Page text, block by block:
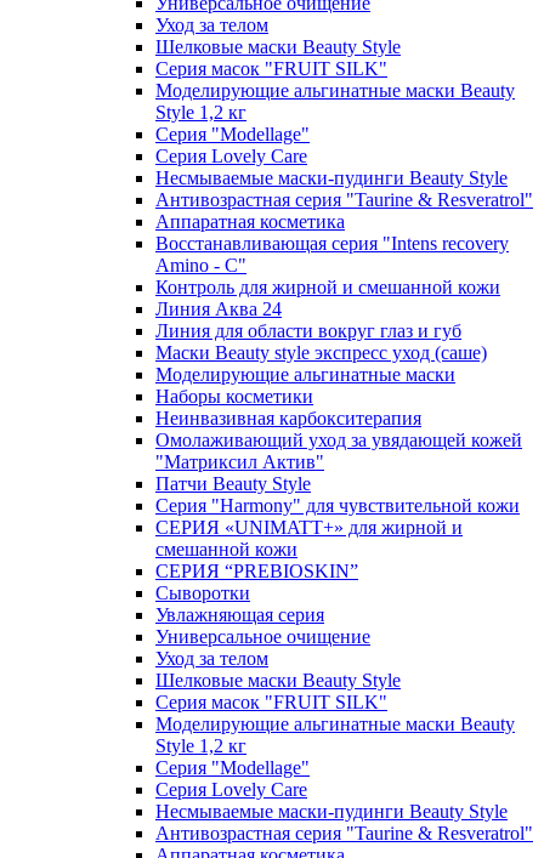
Уход за телом
Шелковые маски Beauty Style
Серия масок "FRUIT SILK"
Моделирующие альгинатные маски Beauty
Style 1,2 кг
Серия "Modellage"
Cерия Lovely Care
Несмываемые маски-пудинги Beauty Style
Антивозрастная серия "Taurine & Resveratrol"
Аппаратная косметика
Восстанавливающая серия "Intens recovery
Amino - C"
Контроль для жирной и смешанной кожи
Линия Аква 24
Линия для области вокруг глаз и губ
Маски Beauty style экспресс уход (саше)
Моделирующие альгинатные маски
Наборы косметики
Неинвазивная карбокситерапия
Омолаживающий уход за увядающей кожей
"Матриксил Актив"
Патчи Beauty Style
Серия "Harmony" для чувствительной кожи
СЕРИЯ «UNIMATT+» для жирной и
смешанной кожи
СЕРИЯ “PREBIOSKIN”
Сыворотки
Увлажняющая серия
Универсальное очищение
Уход за телом
Шелковые маски Beauty Style
Серия масок "FRUIT SILK"
Моделирующие альгинатные маски Beauty
Style 1,2 кг
Серия "Modellage"
Cерия Lovely Care
Несмываемые маски-пудинги Beauty Style
Антивозрастная серия "Taurine & Resveratrol"